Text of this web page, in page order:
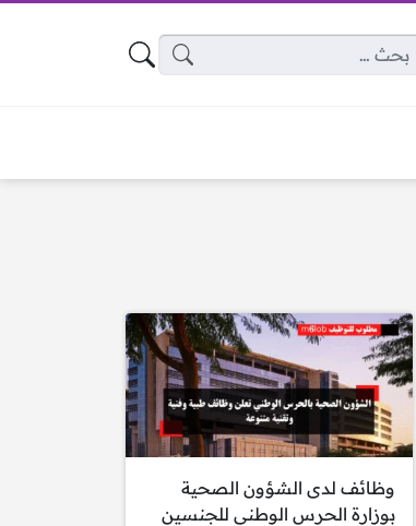
البحث عن:
وظائف لدى الشؤون الصحية
بوزارة الحرس الوطني للجنسين